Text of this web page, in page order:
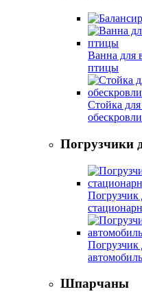
Ванна для
птицы
Стойка
Погрузчики
Погрузчик
Погрузчик
Шпарчаны